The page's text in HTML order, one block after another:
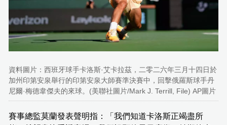
資料圖片：西班牙球手卡洛斯·艾卡拉茲，二零二六年三月十四日於
加州印第安泉舉行的印第安泉大師賽準決賽中，回擊俄羅斯球手丹
尼爾·梅德韋傑夫的來球。(美聯社圖片/Mark J. Terrill, File) AP圖片
賽事總監莫蘭發表聲明指：「我們知道卡洛斯正竭盡所